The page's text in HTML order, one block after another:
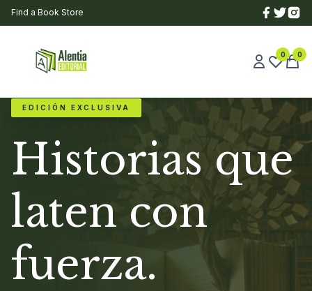
Find a Book Store
0 0
EDICIÓN EXCLUSIVA
Historias que
laten con
fuerza.